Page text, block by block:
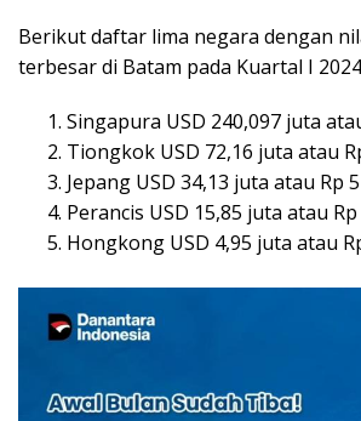
Berikut daftar lima negara dengan
terbesar di Batam pada Kuartal I
Singapura USD 240,097 juta
Tiongkok USD 72,16 juta atau
Jepang USD 34,13 juta atau Rp
Perancis USD 15,85 juta atau
Hongkong USD 4,95 juta atau